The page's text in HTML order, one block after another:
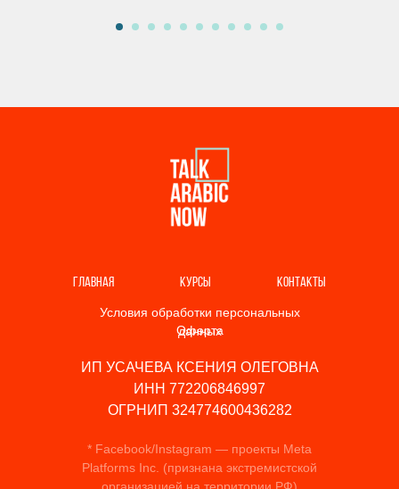
ГЛАВНАЯ КУРСЫ КОНТАКТЫ
Условия обработки персональных
данных
Оферта
ИП УСАЧЕВА КСЕНИЯ ОЛЕГОВНА
ИНН 772206846997
ОГРНИП 324774600436282
* Facebook/Instagram — проекты Meta
Platforms Inc. (признана экстремистской